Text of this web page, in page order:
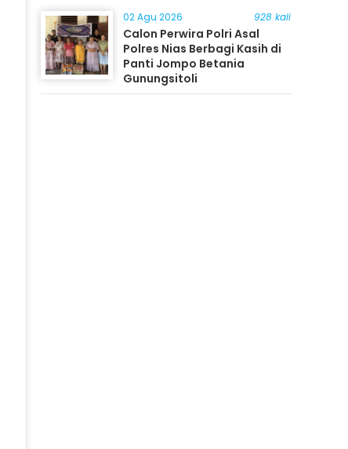
02 Agu 2026 928 kali
Calon Perwira Polri Asal
Polres Nias Berbagi Kasih di
Panti Jompo Betania
Gunungsitoli